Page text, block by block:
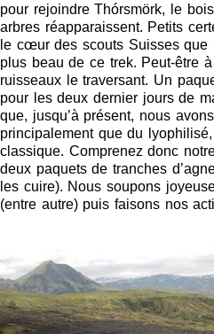
pour rejoindre Thórsmörk, le
arbres réapparaissent. Petits
le cœur des scouts Suisses que
plus beau de ce trek. Peut-être
ruisseaux le traversant. Un
pour les deux dernier jours de
que, jusqu’à présent, nous
principalement que du
classique. Comprenez donc
deux paquets de tranches
les cuire). Nous soupons
(entre autre) puis faisons nos